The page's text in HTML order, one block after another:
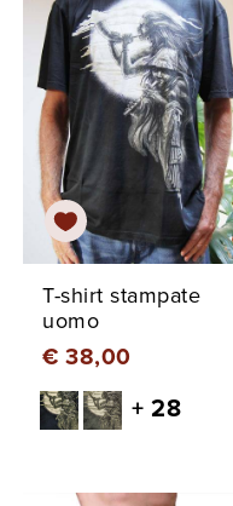
T-shirt stampate
uomo
€ 38,00
+ 28